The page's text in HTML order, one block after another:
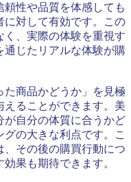
性や品質を体感しても
に対して有効です。この
、実際の体験を重視す
通じたリアルな体験が購
た商品かどうか」を見極
ることができます。美
が自分の体質に合うかど
の大きな利点です。こ
その後の購買行動につ
果も期待できます。